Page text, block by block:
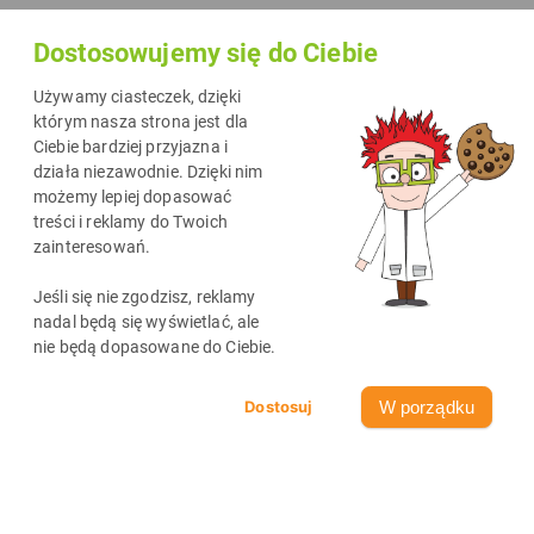
Dostosowujemy się do Ciebie
Używamy ciasteczek, dzięki
którym nasza strona jest dla
Ciebie bardziej przyjazna i
działa niezawodnie. Dzięki nim
możemy lepiej dopasować
treści i reklamy do Twoich
zainteresowań.
Jeśli się nie zgodzisz, reklamy
nadal będą się wyświetlać, ale
nie będą dopasowane do Ciebie.
W porządku